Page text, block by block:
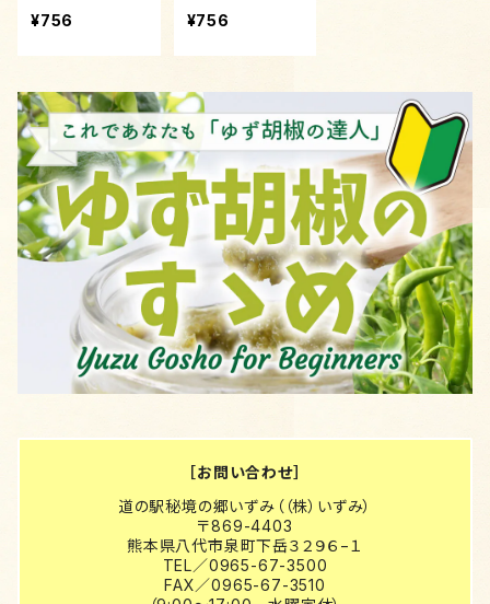
（赤）
¥756
（黄）
¥756
［お問い合わせ］
道の駅秘境の郷いずみ（（株）いずみ）
〒869-4403
熊本県八代市泉町下岳３２９６−１
TEL／0965-67-3500
FAX／0965-67-3510